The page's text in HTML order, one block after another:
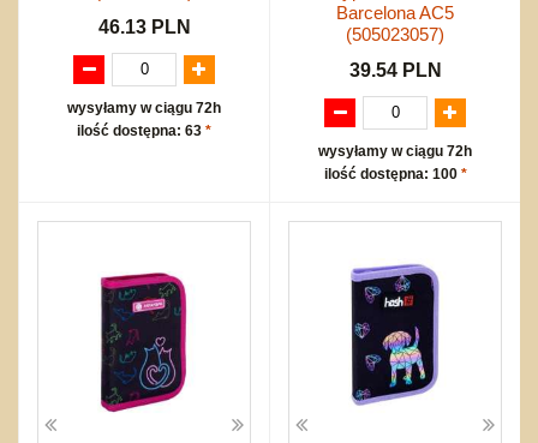
46.13 PLN
wysyłamy w ciągu 72h
ilość dostępna: 63 *
Barcelona AC5
(505023057)
39.54 PLN
wysyłamy w ciągu 72h
ilość dostępna: 100 *